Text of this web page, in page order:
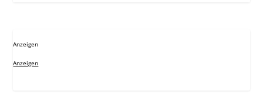
Anzeigen
Anzeigen